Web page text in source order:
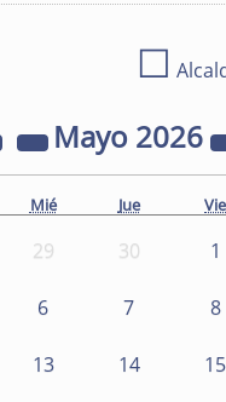
☐
Mayo 2026
Mié Jue Vie
29 30 1
6 7 8
13 14 15